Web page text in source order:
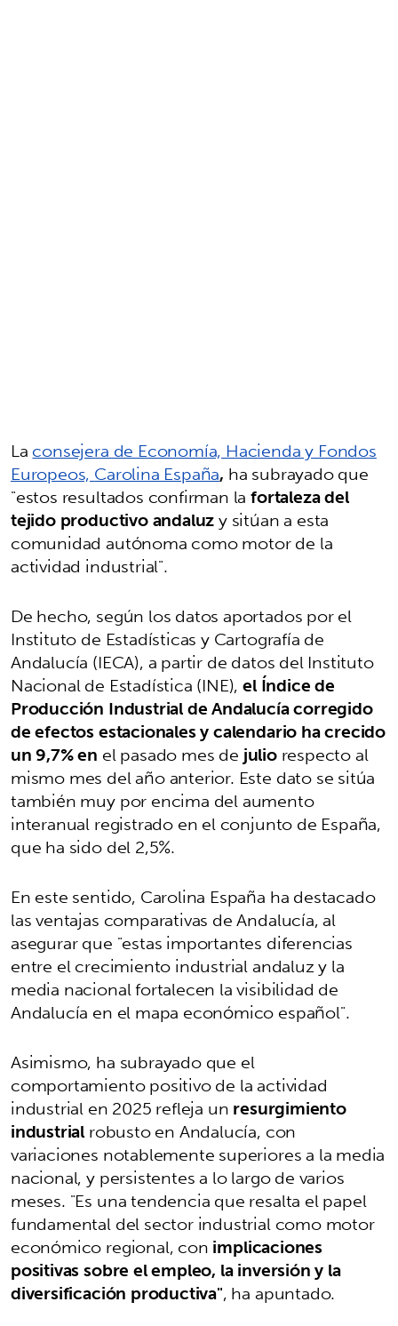
Laconsejera de Economía, Hacienda y Fondos
Europeos,Carolina España, ha subrayado que
"estos resultados confirman lafortaleza del
tejido productivo andaluzy sitúan a esta
comunidad autónoma como motor de la
actividad industrial".
De hecho, según los datos aportados por el
Instituto de Estadísticas y Cartografía de
Andalucía (IECA), a partir de datos del Instituto
Nacional de Estadística (INE),el Índice de
Producción Industrial de Andalucía corregido
de efectos estacionales y calendario ha crecido
un 9,7% en el pasado mes dejuliorespecto al
mismo mes del año anterior. Este dato se sitúa
también muy por encima del aumento
interanual registrado en el conjunto de España,
que ha sido del 2,5%.
En este sentido, Carolina España ha destacado
las ventajas comparativas de Andalucía, al
asegurar que "estas importantes diferencias
entre el crecimiento industrial andaluz y la
media nacional fortalecen la visibilidad de
Andalucía en el mapa económico español".
Asimismo, ha subrayado que el
comportamiento positivo de la actividad
industrial en 2025 refleja unresurgimiento
industrialrobusto en Andalucía, con
variaciones notablemente superiores a la media
nacional, y persistentes a lo largo de varios
meses. "Es una tendencia que resalta el papel
fundamental del sector industrial como motor
económico regional, conimplicaciones
positivas sobre el empleo, la inversión y la
diversificación productiva", ha apuntado.